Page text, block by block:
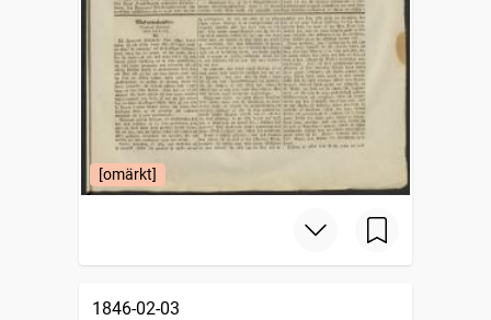
[omärkt]
1846-02-03